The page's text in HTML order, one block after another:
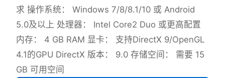
求 操作系统： Windows 7/8/8.1/10 或 Android
5.0及以上 处理器： Intel Core2 Duo 或更高配置
内存： 4 GB RAM 显卡： 支持DirectX 9/OpenGL
4.1的GPU DirectX 版本： 9.0 存储空间： 需要 15
GB 可用空间